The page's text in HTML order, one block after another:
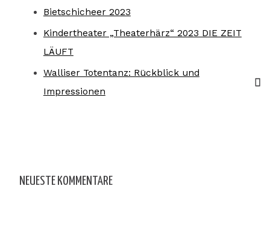
Bietschicheer 2023
Kindertheater „Theaterhärz“ 2023 DIE ZEIT
LÄUFT
Walliser Totentanz: Rückblick und
Impressionen
NEUESTE KOMMENTARE